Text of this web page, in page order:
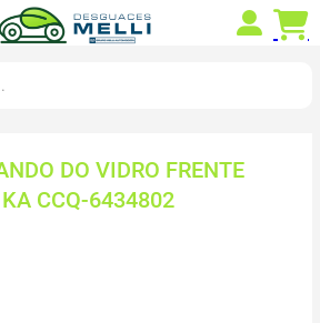
DO VIDRO FRENTE
CCQ-6434802